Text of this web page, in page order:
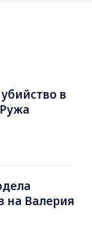
в
на Валерия